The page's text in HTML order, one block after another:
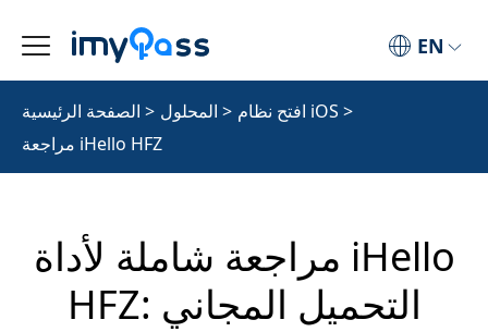
EN
الصفحة الرئيسية > المحلول > افتح نظام iOS >
مراجعة iHello HFZ
مراجعة شاملة لأداة iHello
HFZ: التحميل المجاني